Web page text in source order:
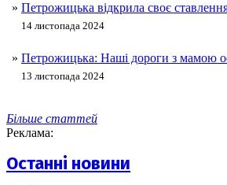
» Петрожицька відкрила своє
14 листопада 2024
» Петрожицька: Наші дороги з мамою
13 листопада 2024
Більше статтей
Реклама:
Останні новини